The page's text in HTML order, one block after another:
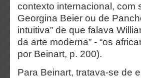
contexto internacional, com
Georgina Beier ou de
intuitiva” de que falava
da arte moderna” - “os
por Beinart, p. 200).
Para Beinart, tratava-se de